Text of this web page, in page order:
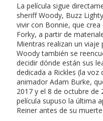
La película sigue
sheriff Woody, Buzz
vivir con Bonnie, que
Forky, a partir de
Mientras realizan un
Woody también se
decidir dónde están sus
dedicada a Rickles (la
animador Adam Burke,
2017 y el 8 de octubre
película supuso la última
Reiner antes de su